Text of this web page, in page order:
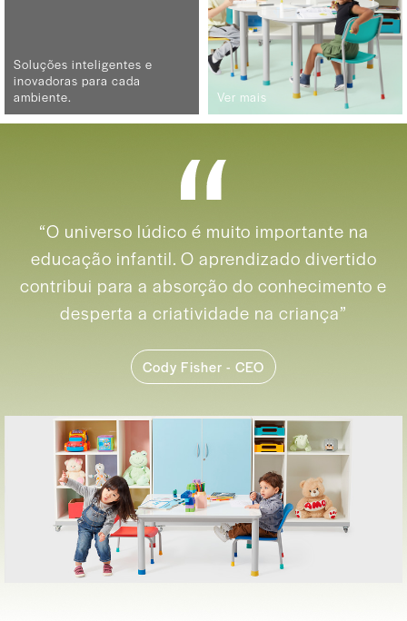
Soluções inteligentes e
inovadoras para cada
ambiente.
Ver mais
“O universo lúdico é muito importante na
educação infantil. O aprendizado divertido
contribui para a absorção do conhecimento e
desperta a criatividade na criança”
Cody Fisher - CEO